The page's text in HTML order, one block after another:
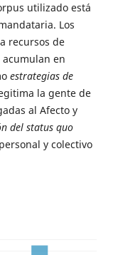
utilizado está
Los
recursos de
acumulan en
estrategias de
la gente de
al Afecto y
del status quo
y colectivo